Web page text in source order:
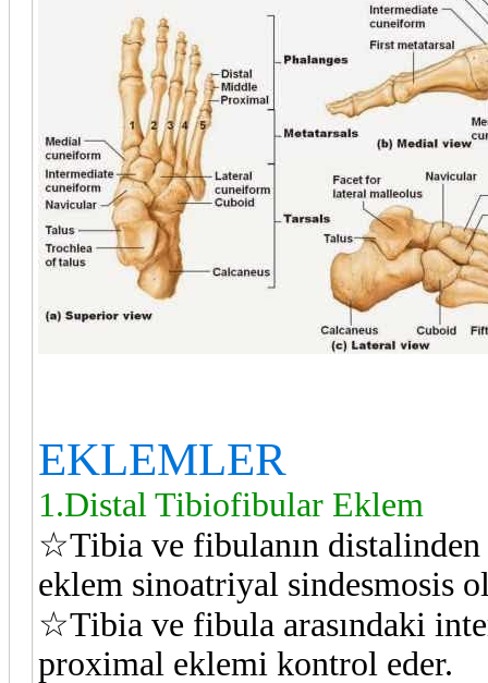
EKLEMLER
1.Distal Tibiofibular Eklem
☆Tibia ve fibulanın distalinden
eklem sinoatriyal sindesmosis
☆Tibia ve fibula arasındaki
proximal eklemi kontrol eder.